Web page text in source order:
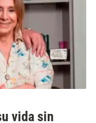
vida sin